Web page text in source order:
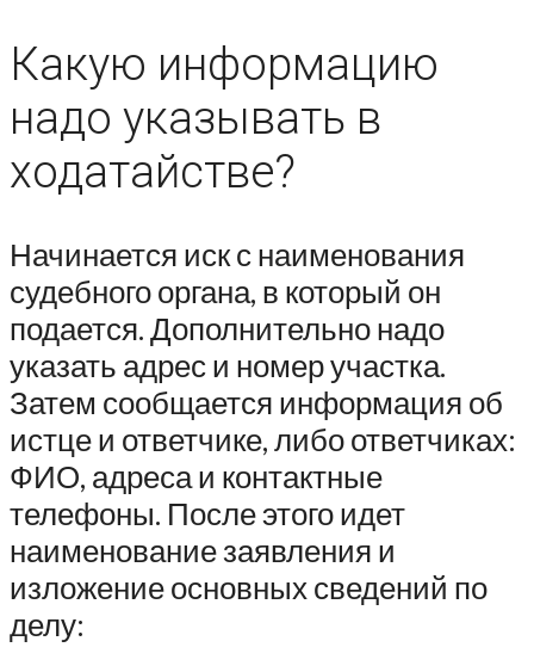
Какую информацию
надо указывать в
ходатайстве?
Начинается иск с наименования
судебного органа, в который он
подается. Дополнительно надо
указать адрес и номер участка.
Затем сообщается информация об
истце и ответчике, либо ответчиках:
ФИО, адреса и контактные
телефоны. После этого идет
наименование заявления и
изложение основных сведений по
делу: